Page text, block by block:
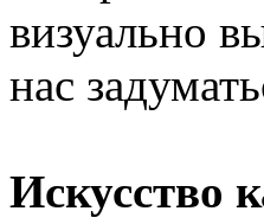
визуально
нас
Искусство